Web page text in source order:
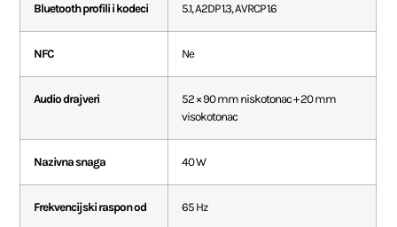
Bluetooth profili i kodeci 5.1, A2DP 1.3, AVRCP 1.6
NFC Ne
Audio drajveri
52 × 90 mm niskotonac + 20 mm
visokotonac
Nazivna snaga 40 W
Frekvencijski raspon od 65 Hz